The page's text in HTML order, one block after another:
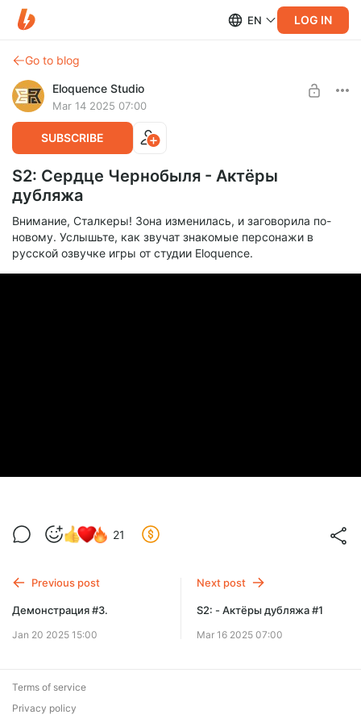
EN LOG IN
Go to blog
Eloquence Studio
Mar 14 2025 07:00
SUBSCRIBE
S2: Сердце Чернобыля - Актёры
дубляжа
Внимание, Сталкеры! Зона изменилась, и заговорила по-
новому. Услышьте, как звучат знакомые персонажи в
русской озвучке игры от студии Eloquence.
21
Previous post
Демонстрация #3.
Jan 20 2025 15:00
Next post
S2: - Актёры дубляжа #1
Mar 16 2025 07:00
Terms of service
Privacy policy